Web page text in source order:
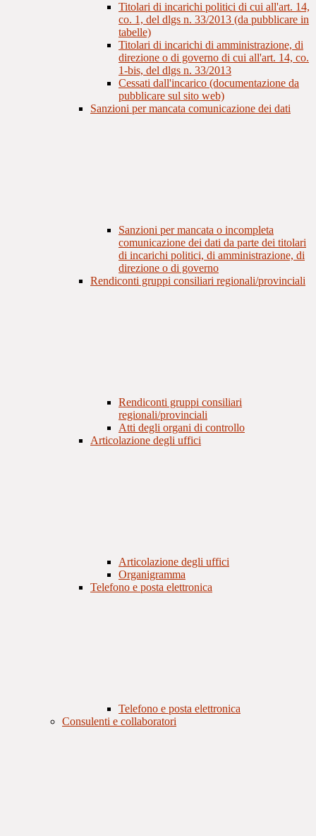
Titolari di incarichi politici di cui all'art. 14,
co. 1, del dlgs n. 33/2013 (da pubblicare in
tabelle)
Titolari di incarichi di amministrazione, di
direzione o di governo di cui all'art. 14, co.
1-bis, del dlgs n. 33/2013
Cessati dall'incarico (documentazione da
pubblicare sul sito web)
Sanzioni per mancata comunicazione dei dati
Sanzioni per mancata o incompleta
comunicazione dei dati da parte dei titolari
di incarichi politici, di amministrazione, di
direzione o di governo
Rendiconti gruppi consiliari regionali/provinciali
Rendiconti gruppi consiliari
regionali/provinciali
Atti degli organi di controllo
Articolazione degli uffici
Articolazione degli uffici
Organigramma
Telefono e posta elettronica
Telefono e posta elettronica
Consulenti e collaboratori